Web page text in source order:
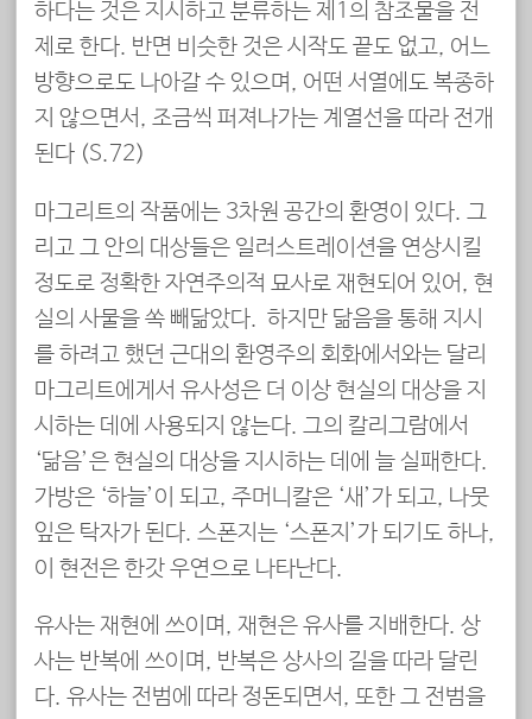
하다는 것은 지시하고 분류하는 제1의 참조물을 전
제로 한다. 반면 비슷한 것은 시작도 끝도 없고, 어느
방향으로도 나아갈 수 있으며, 어떤 서열에도 복종하
지 않으면서, 조금씩 퍼져나가는 계열선을 따라 전개
된다 (S.72)
마그리트의 작품에는 3차원 공간의 환영이 있다. 그
리고 그 안의 대상들은 일러스트레이션을 연상시킬
정도로 정확한 자연주의적 묘사로 재현되어 있어, 현
실의 사물을 쏙 빼닮았다. 하지만 닮음을 통해 지시
를 하려고 했던 근대의 환영주의 회화에서와는 달리
마그리트에게서 유사성은 더 이상 현실의 대상을 지
시하는 데에 사용되지 않는다. 그의 칼리그람에서
‘닮음’은 현실의 대상을 지시하는 데에 늘 실패한다.
가방은 ‘하늘’이 되고, 주머니칼은 ‘새’가 되고, 나뭇
잎은 탁자가 된다. 스폰지는 ‘스폰지’가 되기도 하나,
이 현전은 한갓 우연으로 나타난다.
유사는 재현에 쓰이며, 재현은 유사를 지배한다. 상
사는 반복에 쓰이며, 반복은 상사의 길을 따라 달린
다. 유사는 전범에 따라 정돈되면서, 또한 그 전범을